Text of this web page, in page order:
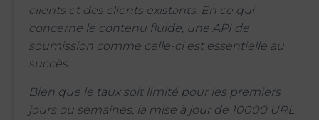
clients et des clients existants. En ce qui
concerne le contenu fluide, une API de
soumission comme celle-ci est essentielle au
succès.
Bien que le taux soit limité pour les premiers
jours ou semaines, la mise à jour de 10000 URL